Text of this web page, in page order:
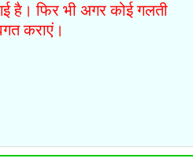
है। फिर भी अगर कोई गलती
कराएं।